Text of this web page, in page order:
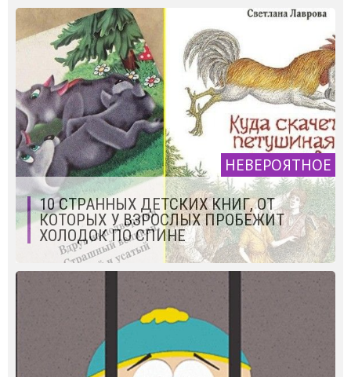
НЕВЕРОЯТНОЕ
10 СТРАННЫХ ДЕТСКИХ КНИГ, ОТ
КОТОРЫХ У ВЗРОСЛЫХ ПРОБЕЖИТ
ХОЛОДОК ПО СПИНЕ